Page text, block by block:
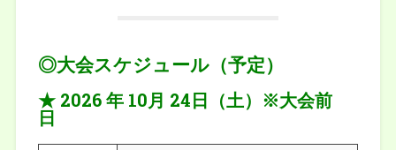
◎大会スケジュール（予定）
★ 2026年 10月 24日（土） ※大会前
日